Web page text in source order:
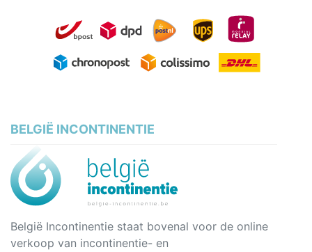
BELGIË INCONTINENTIE
België Incontinentie staat bovenal voor de online
verkoop van incontinentie- en